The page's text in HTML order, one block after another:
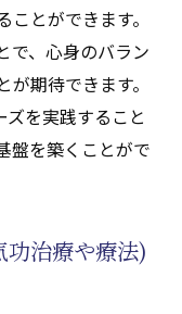
治療(天啓気功
ズ
ラエネルギー
啓気功治療や療
)でクンダリニ
とができます。
で、心身のバラン
期待できます。
を実践すること
盤を築くことがで
治療や療法)